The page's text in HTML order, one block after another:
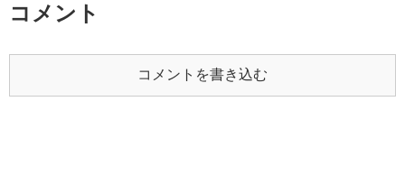
コメント
コメントを書き込む